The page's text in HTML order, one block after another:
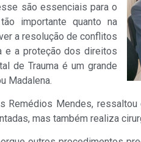
são essenciais para o
importante quanto na
a resolução de conflitos
e a proteção dos direitos
de Trauma é um grande
Madalena.
Remédios Mendes,
mas também realiza